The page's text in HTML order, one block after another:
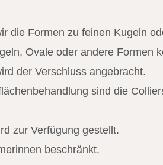
die Formen zu feinen Kugeln
Ovale oder andere Formen
der Verschluss angebracht.
sind die
zur Verfügung gestellt.
beschränkt.